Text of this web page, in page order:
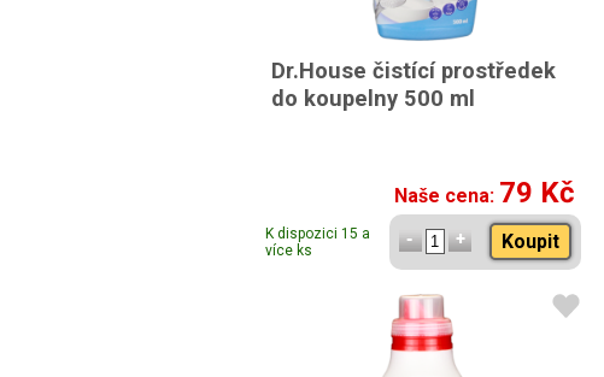
Dr.House čistící prostředek
do koupelny 500 ml
Naše cena: 79 Kč
K dispozici 15 a
více ks
Koupit